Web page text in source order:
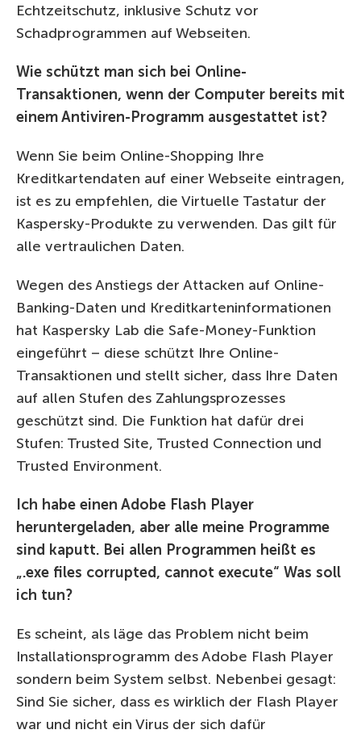
Echtzeitschutz, inklusive Schutz vor
Schadprogrammen auf Webseiten.
Wie schützt man sich bei Online-
Transaktionen, wenn der Computer bereits mit
einem Antiviren-Programm ausgestattet ist?
Wenn Sie beim Online-Shopping Ihre
Kreditkartendaten auf einer Webseite eintragen,
ist es zu empfehlen, die Virtuelle Tastatur der
Kaspersky-Produkte zu verwenden. Das gilt für
alle vertraulichen Daten.
Wegen des Anstiegs der Attacken auf Online-
Banking-Daten und Kreditkarteninformationen
hat Kaspersky Lab die Safe-Money-Funktion
eingeführt – diese schützt Ihre Online-
Transaktionen und stellt sicher, dass Ihre Daten
auf allen Stufen des Zahlungsprozesses
geschützt sind. Die Funktion hat dafür drei
Stufen: Trusted Site, Trusted Connection und
Trusted Environment.
Ich habe einen Adobe Flash Player
heruntergeladen, aber alle meine Programme
sind kaputt. Bei allen Programmen heißt es
„.exe files corrupted, cannot execute“ Was soll
ich tun?
Es scheint, als läge das Problem nicht beim
Installationsprogramm des Adobe Flash Player
sondern beim System selbst. Nebenbei gesagt:
Sind Sie sicher, dass es wirklich der Flash Player
war und nicht ein Virus der sich dafür